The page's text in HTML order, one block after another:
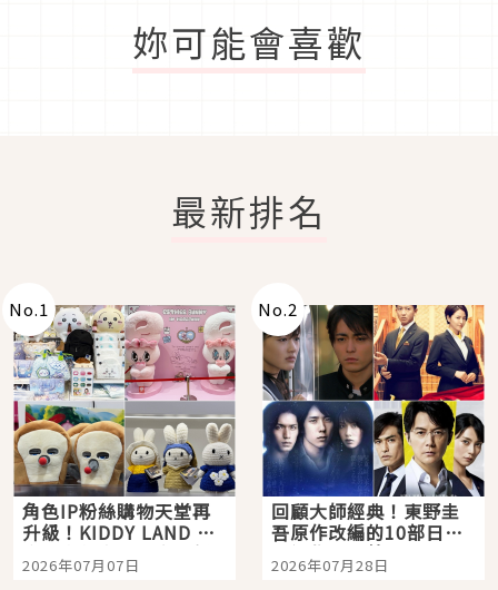
妳可能會喜歡
最新排名
No.1
角色IP粉絲購物天堂再
升級！KIDDY LAND 原
宿店吉伊卡哇迎客，新
開幕 OMOKADO 店3分
2026年07月07日
No.2
回顧大師經典！東野圭
吾原作改編的10部日本
影視作品推薦
2026年07月28日